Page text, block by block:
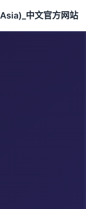
中文官方网站